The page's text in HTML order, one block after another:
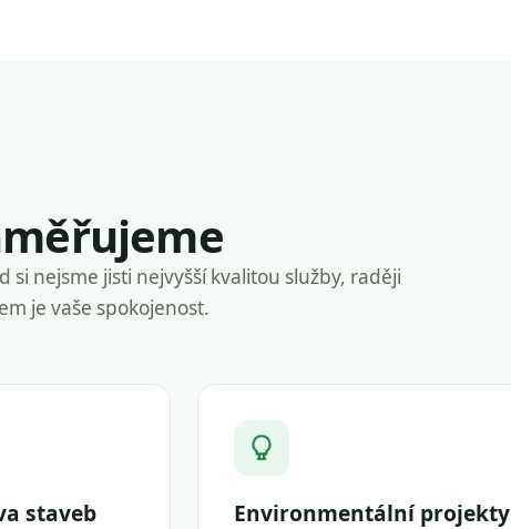
si nejsme jisti nejvyšší kvalitou služby, raději
je vaše spokojenost.
staveb
Environmentální